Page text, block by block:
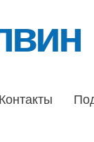
Контакты